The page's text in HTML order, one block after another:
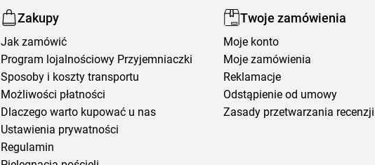
Zakupy
Jak zamówić
Program lojalnościowy Przyjemniaczki
Sposoby i koszty transportu
Możliwości płatności
Dlaczego warto kupować u nas
Ustawienia prywatności
Regulamin
Twoje zamówienia
Moje konto
Moje zamówienia
Reklamacje
Odstąpienie od umowy
Zasady przetwarzania recenzji